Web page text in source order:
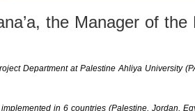
the Manager of
Department at Palestine Ahliya